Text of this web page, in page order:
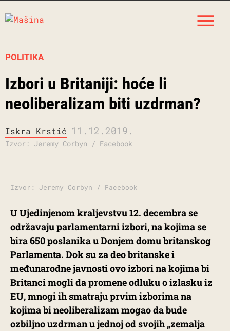
to
POLITIKA
Izbori u Britaniji: hoće li
neoliberalizam biti uzdrman?
Iskra Krstić 11.12.2019.
Izvor: Jeremy Corbyn / Facebook
Izvor: Jeremy Corbyn / Facebook
U Ujedinjenom kraljevstvu 12. decembra se
održavaju parlamentarni izbori, na kojima se
bira 650 poslanika u Donjem domu britanskog
Parlamenta. Dok su za deo britanske i
međunarodne javnosti ovo izbori na kojima bi
Britanci mogli da promene odluku o izlasku iz
EU, mnogi ih smatraju prvim izborima na
kojima bi neoliberalizam mogao da bude
ozbiljno uzdrman u jednoj od svojih „zemalja